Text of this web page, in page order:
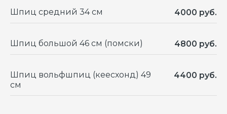
Шпиц средний 34 см 4000 руб.
Шпиц большой 46 см (помски) 4800 руб.
Шпиц вольфшпиц (кеесхонд) 49
см
4400 руб.